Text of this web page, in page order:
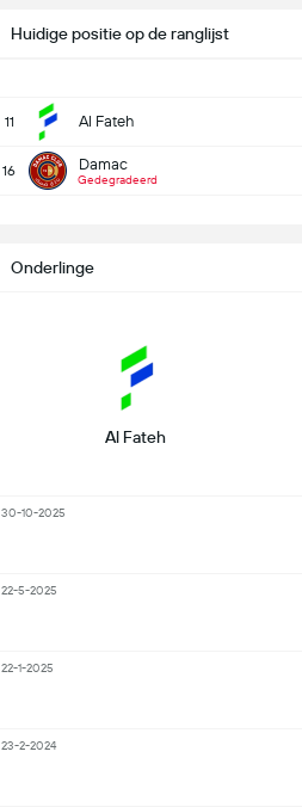
Huidige positie op de ranglijst
11 Al Fateh
16 Damac
Gedegradeerd
Onderlinge
Al Fateh
30-10-2025
22-5-2025
22-1-2025
23-2-2024